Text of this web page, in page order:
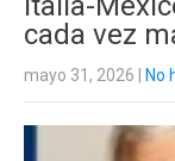
cada vez
mayo 31, 2026 No